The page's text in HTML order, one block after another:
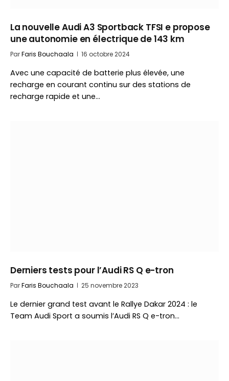
La nouvelle Audi A3 Sportback TFSI e propose
une autonomie en électrique de 143 km
ParFaris Bouchaala 16 octobre 2024
Avec une capacité de batterie plus élevée, une
recharge en courant continu sur des stations de
recharge rapide et une…
Derniers tests pour l’Audi RS Q e-tron
ParFaris Bouchaala 25 novembre 2023
Le dernier grand test avant le Rallye Dakar 2024 : le
Team Audi Sport a soumis l’Audi RS Q e-tron…